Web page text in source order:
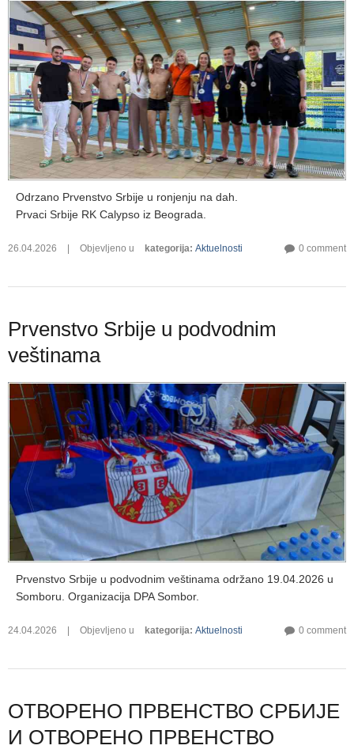
Odrzano Prvenstvo Srbije u ronjenju na dah.
Prvaci Srbije RK Calypso iz Beograda.
26.04.2026 | Objevljeno u kategorija: Aktuelnosti 0 comment
Prvenstvo Srbije u podvodnim
veštinama
Prvenstvo Srbije u podvodnim veštinama održano 19.04.2026 u
Somboru. Organizacija DPA Sombor.
24.04.2026 Objevljeno u kategorija: Aktuelnosti 0 comment
ОТВОРЕНО ПРВЕНСТВО СРБИЈЕ
И ОТВОРЕНО ПРВЕНСТВО